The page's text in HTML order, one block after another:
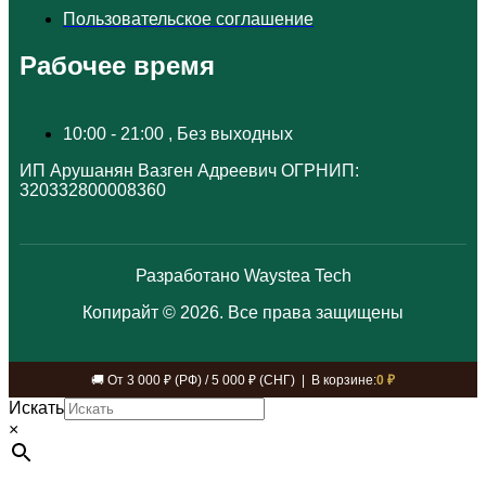
Пользовательское соглашение
Рабочее время
10:00 - 21:00 , Без выходных
ИП Арушанян Вазген Адреевич ОГРНИП:
320332800008360
Разработано Waystea Tech
Копирайт © 2026. Все права защищены
🚚 От 3 000 ₽ (РФ) / 5 000 ₽ (СНГ) | В корзине:0 ₽
Искать
×